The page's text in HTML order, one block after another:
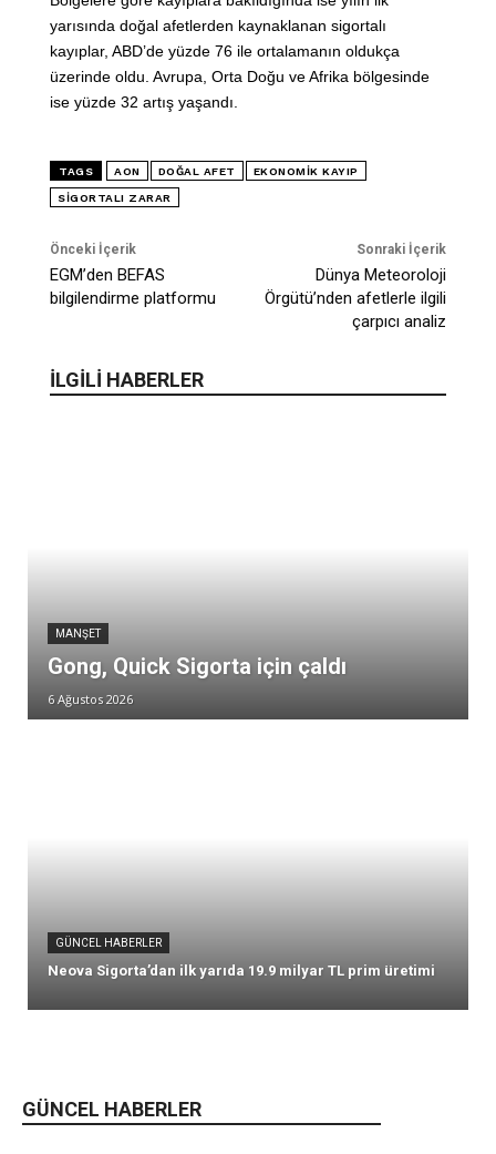
GÜNCEL HABERLER
yarısında doğal afetlerden kaynaklanan sigortalı
kayıplar, ABD’de yüzde 76 ile ortalamanın oldukça
üzerinde oldu. Avrupa, Orta Doğu ve Afrika bölgesinde
ise yüzde 32 artış yaşandı.
TAGS AON DOĞAL AFET EKONOMIK KAYIP
SIGORTALI ZARAR
Önceki İçerik
EGM’den BEFAS
bilgilendirme platformu
Sonraki İçerik
Dünya Meteoroloji
Örgütü’nden afetlerle ilgili
çarpıcı analiz
İLGİLİ HABERLER
MANŞET
Gong, Quick Sigorta için çaldı
6 Ağustos 2026
GÜNCEL HABERLER
Neova Sigorta’dan ilk yarıda 19.9 milyar TL prim üretimi